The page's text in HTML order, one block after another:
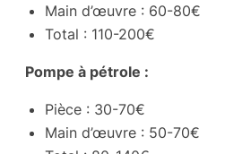
Main d’œuvre : 60-80€
Total : 110-200€
Pompe à pétrole :
Pièce : 30-70€
Main d’œuvre : 50-70€